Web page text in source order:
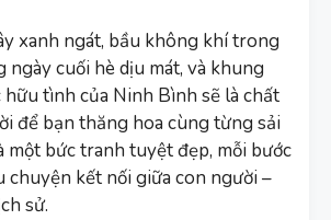
xanh ngát, bầu không khí trong
ngày cuối hè dịu mát, và khung
tình của Ninh Bình sẽ là chất
để bạn thăng hoa cùng từng sải
một bức tranh tuyệt đẹp, mỗi bước
chuyện kết nối giữa con người –
sử.